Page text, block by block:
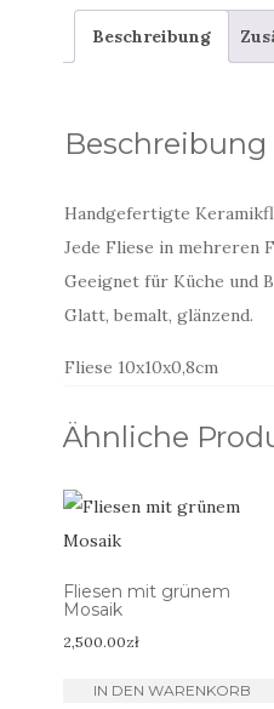
Beschreibung
Beschreibung
Handgefertigte
Jede Fliese in mehreren
Geeignet für Küche und
Glatt, bemalt, glänzend.
Fliese 10x10x0,8cm
Ähnliche
Fliesen mit grünem
Mosaik
2,500.00zł
IN DEN WARENKORB